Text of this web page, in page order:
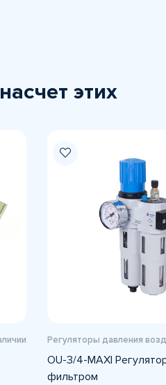
этих
Регуляторы давления
OU-3/4-MАXI
фильтром